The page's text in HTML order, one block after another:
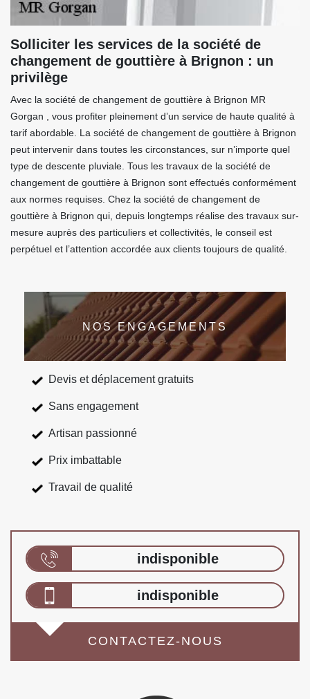
Solliciter les services de la société de
changement de gouttière à Brignon : un
privilège
Avec la société de changement de gouttière à Brignon MR
Gorgan , vous profiter pleinement d’un service de haute qualité à
tarif abordable. La société de changement de gouttière à Brignon
peut intervenir dans toutes les circonstances, sur n’importe quel
type de descente pluviale. Tous les travaux de la société de
changement de gouttière à Brignon sont effectués conformément
aux normes requises. Chez la société de changement de
gouttière à Brignon qui, depuis longtemps réalise des travaux sur-
mesure auprès des particuliers et collectivités, le conseil est
perpétuel et l’attention accordée aux clients toujours de qualité.
NOS ENGAGEMENTS
Devis et déplacement gratuits
Sans engagement
Artisan passionné
Prix imbattable
Travail de qualité
indisponible
indisponible
CONTACTEZ-NOUS